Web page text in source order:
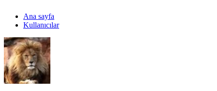
Ana sayfa
Kullanıcılar